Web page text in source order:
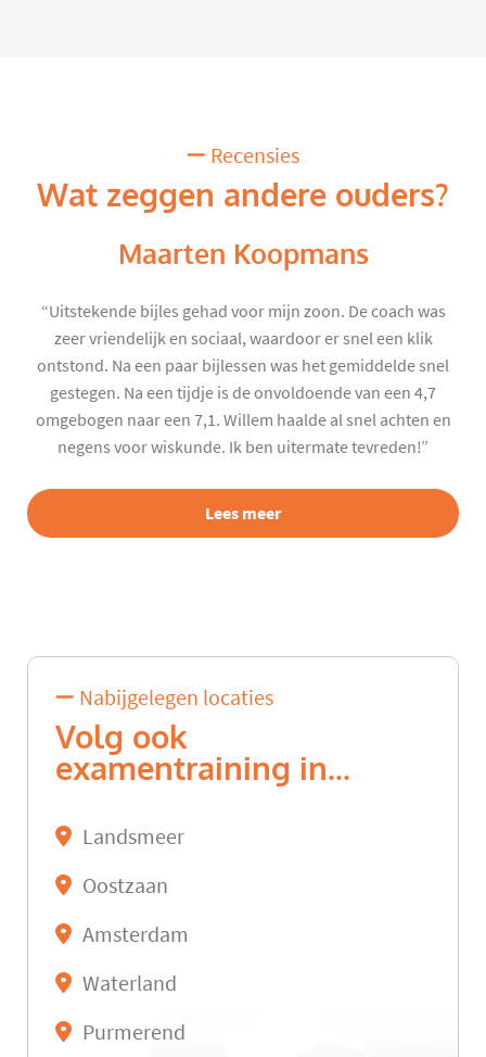
Recensies
Wat zeggen andere ouders?
Maarten Koopmans
“Uitstekende bijles gehad voor mijn zoon. De coach was
zeer vriendelijk en sociaal, waardoor er snel een klik
ontstond. Na een paar bijlessen was het gemiddelde snel
gestegen. Na een tijdje is de onvoldoende van een 4,7
omgebogen naar een 7,1. Willem haalde al snel achten en
negens voor wiskunde. Ik ben uitermate tevreden!”
Lees meer
Nabijgelegen locaties
Volg ook
examentraining in...
Landsmeer
Oostzaan
Amsterdam
Waterland
Purmerend